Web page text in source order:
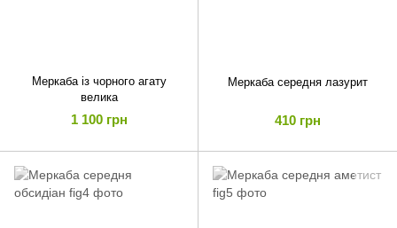
Меркаба із чорного агату
велика
1 100 грн
Меркаба середня лазурит
410 грн